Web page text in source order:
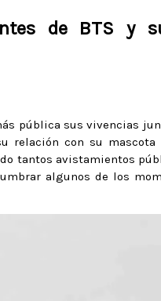
de BTS y
pública sus vivencias
con su mascota
tantos avistamientos
algunos de los